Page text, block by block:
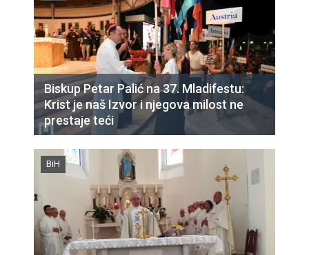
Biskup Petar Palić na 37. Mladifestu:
Krist je naš Izvor i njegova milost ne
prestaje teći
BiH